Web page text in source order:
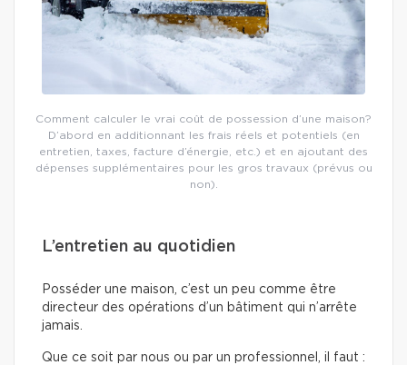
Comment calculer le vrai coût de possession d’une maison?
D’abord en additionnant les frais réels et potentiels (en
entretien, taxes, facture d’énergie, etc.) et en ajoutant des
dépenses supplémentaires pour les gros travaux (prévus ou
non).
L’entretien au quotidien
Posséder une maison, c’est un peu comme être
directeur des opérations d’un bâtiment qui n’arrête
jamais.
Que ce soit par nous ou par un professionnel, il faut :